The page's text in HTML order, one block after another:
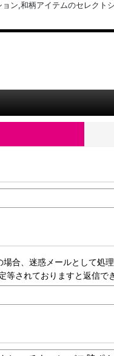
ン,和柄アイテムのセレク
合、迷惑メールとして処
等されておりますと返信